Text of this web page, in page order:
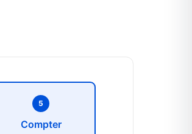
5
Compter